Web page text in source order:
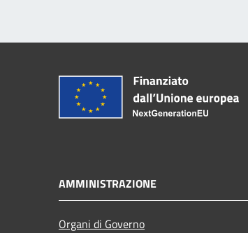
AMMINISTRAZIONE
Organi di Governo